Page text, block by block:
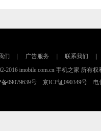
们 广告服务 联系我们
2016 imobile.com.cn 手机之家 所有
备09079639号 京ICP证090349号 电